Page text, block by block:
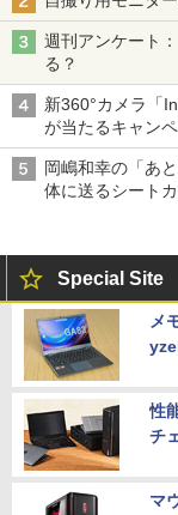
週刊アンケート
る？
新360°カメラ「
が当たるキャン
岡嶋和幸の「あ
体に送るシート
Special Site
メ
性
チ
マ